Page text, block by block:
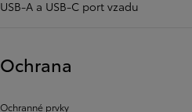
USB-A a USB-C port vzadu
Ochrana
Ochranné prvky